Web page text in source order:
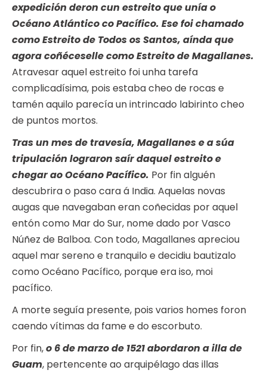
expedición deron cun estreito que unía o
Océano Atlántico co Pacífico. Ese foi chamado
como Estreito de Todos os Santos, aínda que
agora coñéceselle como Estreito de Magallanes.
Atravesar aquel estreito foi unha tarefa
complicadísima, pois estaba cheo de rocas e
tamén aquilo parecía un intrincado labirinto cheo
de puntos mortos.
Tras un mes de travesía, Magallanes e a súa
tripulación lograron saír daquel estreito e
chegar ao Océano Pacífico. Por fin alguén
descubrira o paso cara á India. Aquelas novas
augas que navegaban eran coñecidas por aquel
entón como Mar do Sur, nome dado por Vasco
Núñez de Balboa. Con todo, Magallanes apreciou
aquel mar sereno e tranquilo e decidiu bautizalo
como Océano Pacífico, porque era iso, moi
pacífico.
A morte seguía presente, pois varios homes foron
caendo vítimas da fame e do escorbuto.
Por fin,o 6 de marzo de 1521 abordaron a illa de
Guam, pertencente ao arquipélago das illas